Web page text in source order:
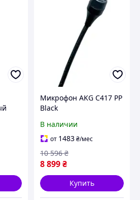
Микрофон AKG C417 PP
Black
В наличии
от 1483₴/мес
8 899₴
10 596 ₴
Купить